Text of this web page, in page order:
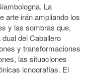
La
arte irán ampliando los
y las sombras que,
del Caballero
y transformaciones
las situaciones
icnografías. El